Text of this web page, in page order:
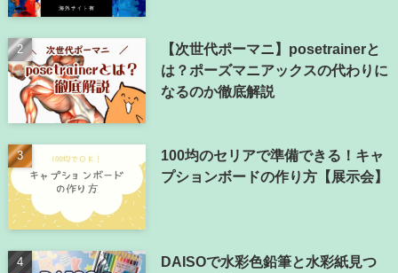
【次世代ポーマニ】posetrainerと
は？ポーズマニアックスの代わりに
なるのか徹底解説
100均のセリアで準備できる！キャ
プションボードの作り方【展示会】
DAISOで水彩色鉛筆と水彩紙見つ